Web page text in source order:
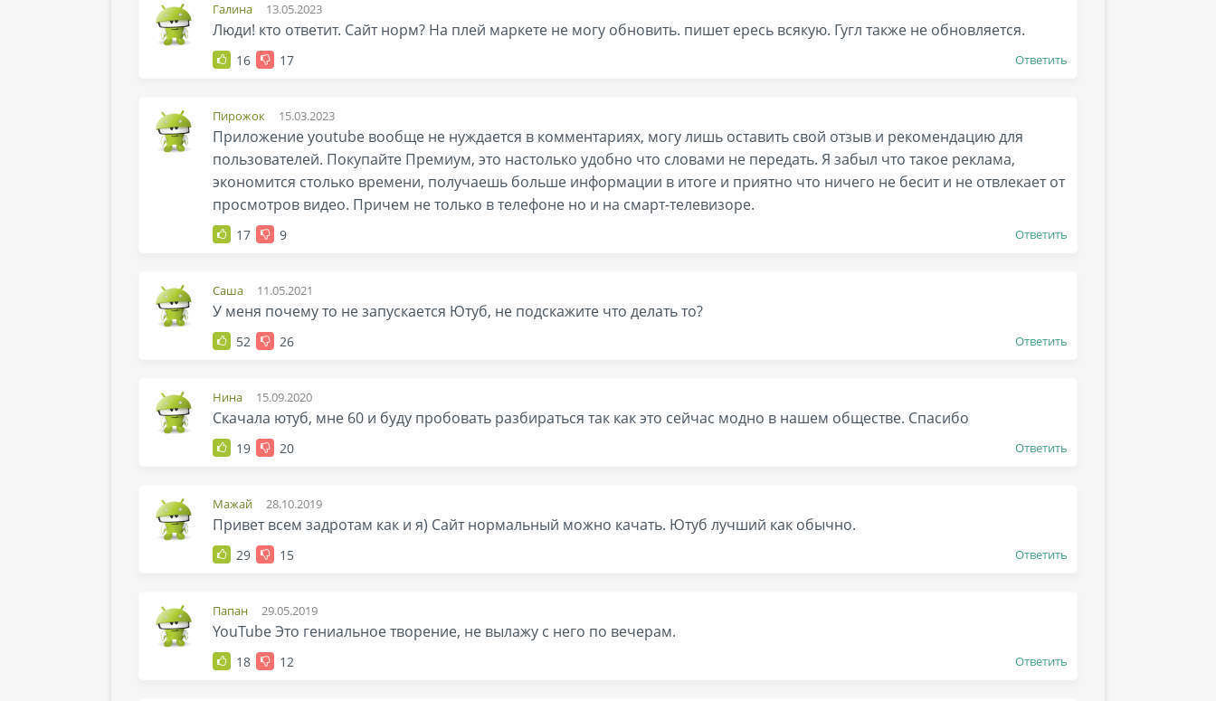
Галина 13.05.2023
Люди! кто ответит. Сайт норм? На плей маркете не могу обновить. пишет ересь всякую. Гугл также не обновляется.
16 17 Ответить
Пирожок 15.03.2023
Приложение youtube вообще не нуждается в комментариях, могу лишь оставить свой отзыв и рекомендацию для
пользователей. Покупайте Премиум, это настолько удобно что словами не передать. Я забыл что такое реклама,
экономится столько времени, получаешь больше информации в итоге и приятно что ничего не бесит и не отвлекает от
просмотров видео. Причем не только в телефоне но и на смарт-телевизоре.
17 9 Ответить
Саша 11.05.2021
У меня почему то не запускается Ютуб, не подскажите что делать то?
52 26 Ответить
Нина 15.09.2020
Скачала ютуб, мне 60 и буду пробовать разбираться так как это сейчас модно в нашем обществе. Спасибо
19 20 Ответить
Мажай 28.10.2019
Привет всем задротам как и я) Сайт нормальный можно качать. Ютуб лучший как обычно.
29 15 Ответить
Папан 29.05.2019
YouTube Это гениальное творение, не вылажу с него по вечерам.
18 12 Ответить